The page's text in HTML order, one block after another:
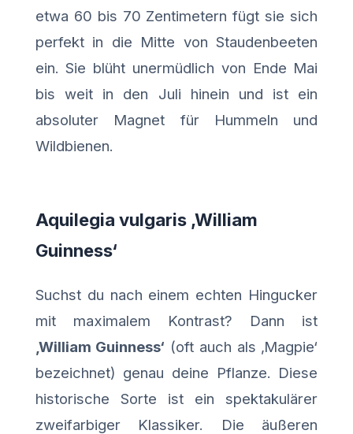
etwa 60 bis 70 Zentimetern fügt sie sich
perfekt in die Mitte von Staudenbeeten
ein. Sie blüht unermüdlich von Ende Mai
bis weit in den Juli hinein und ist ein
absoluter Magnet für Hummeln und
Wildbienen.
Aquilegia vulgaris ‚William
Guinness‘
Suchst du nach einem echten Hingucker
mit maximalem Kontrast? Dann ist
‚William Guinness‘ (oft auch als ‚Magpie‘
bezeichnet) genau deine Pflanze. Diese
historische Sorte ist ein spektakulärer
zweifarbiger Klassiker. Die äußeren